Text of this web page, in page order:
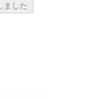
ました